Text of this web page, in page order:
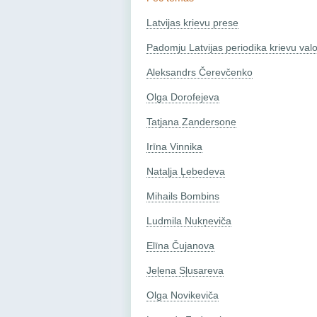
Latvijas krievu prese
Padomju Latvijas periodika krievu
Aleksandrs Čerevčenko
Olga Dorofejeva
Tatjana Zandersone
Irīna Vinnika
Nataļja Ļebedeva
Mihails Bombins
Ludmila Nukņeviča
Elīna Čujanova
Jeļena Sļusareva
Olga Novikeviča